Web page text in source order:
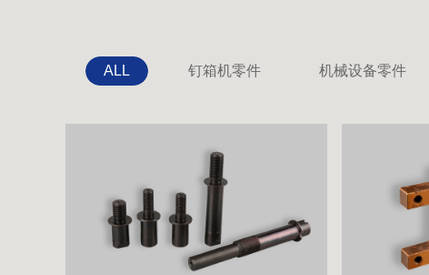
ALL 钉箱机零件 机械设备零件